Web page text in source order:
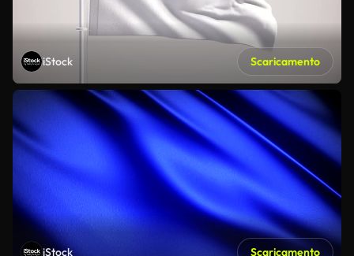
iStock Scaricamento
iStock Scaricamento